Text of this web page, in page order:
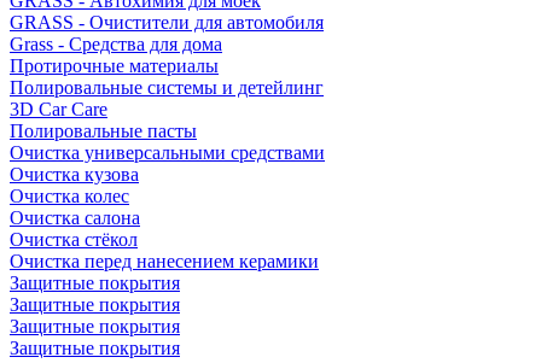
GRASS - Очистители для автомобиля
Grass - Средства для дома
Протирочные материалы
Полировальные системы и детейлинг
3D Car Care
Полировальные пасты
Очистка универсальными средствами
Очистка кузова
Очистка колес
Очистка салона
Очистка стёкол
Очистка перед нанесением керамики
Защитные покрытия
Защитные покрытия
Защитные покрытия
Защитные покрытия